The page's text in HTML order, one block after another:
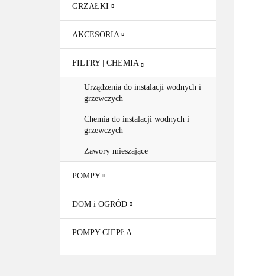
GRZAŁKI
AKCESORIA
FILTRY | CHEMIA
Urządzenia do instalacji wodnych i
grzewczych
Chemia do instalacji wodnych i
grzewczych
Zawory mieszające
POMPY
DOM i OGRÓD
POMPY CIEPŁA